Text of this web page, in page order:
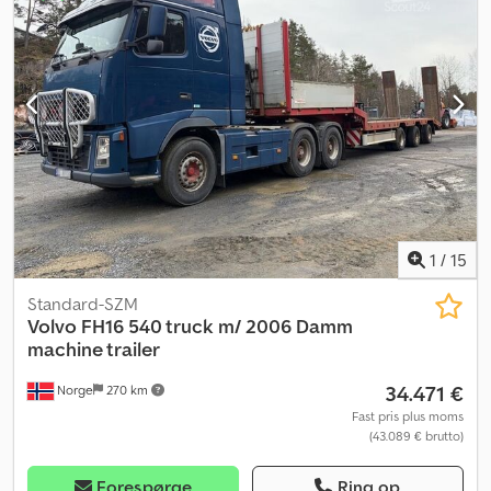
tilbage: 40 - 30 - 40 % Foraksel affjedring: Luft Bagaksel affjedring:
Luft Akselafstand: 4600 mm. Værktøjskasse: ? Hydraulisk system: ?
Totalvægt: 26000 kg. Dwjdpfx Afowhhybowja Egenvægt: 12630 kg.
Lastkapacitet: 13370 kg. Kranfabrikant: HMF 3220K4 Tonmeter: 32
Fjernbetjening: ? År: 2017 Hydrauliske udskud: 4 Maksimal
rækkevidde (hydraulisk): 12,30 m.
1 / 15
Norge 270 km
Standard-SZM
Volvo FH16 540 truck m/ 2006 Damm
machine trailer
34.471 €
Fast pris plus moms
(43.089 € brutto)
Forespørge Ring op